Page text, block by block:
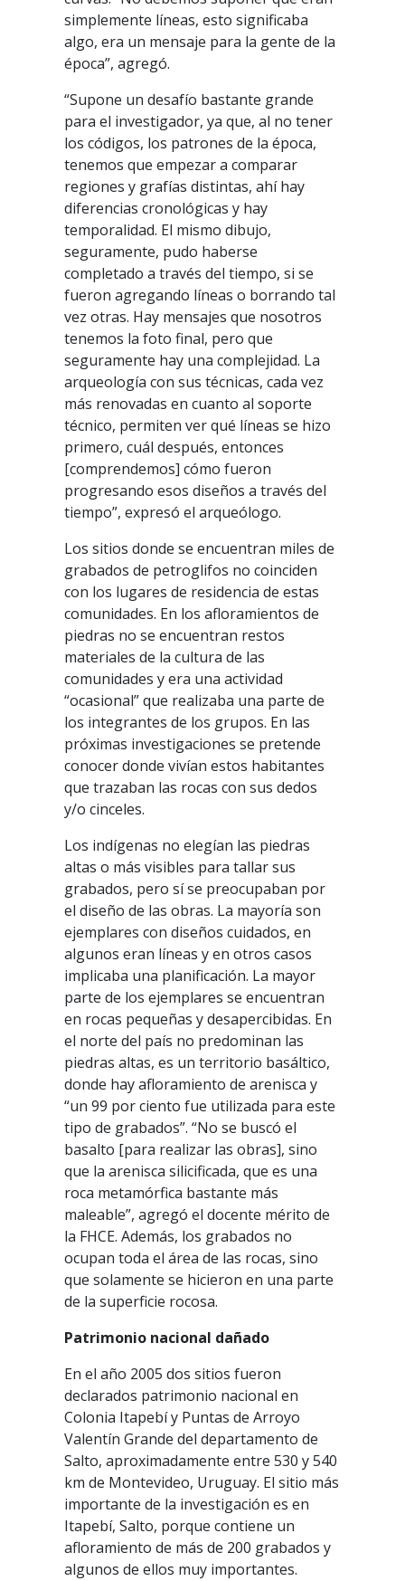
simplemente líneas, esto significaba
algo, era un mensaje para la gente de la
época”, agregó.
“Supone un desafío bastante grande
para el investigador, ya que, al no tener
los códigos, los patrones de la época,
tenemos que empezar a comparar
regiones y grafías distintas, ahí hay
diferencias cronológicas y hay
temporalidad. El mismo dibujo,
seguramente, pudo haberse
completado a través del tiempo, si se
fueron agregando líneas o borrando tal
vez otras. Hay mensajes que nosotros
tenemos la foto final, pero que
seguramente hay una complejidad. La
arqueología con sus técnicas, cada vez
más renovadas en cuanto al soporte
técnico, permiten ver qué líneas se hizo
primero, cuál después, entonces
[comprendemos] cómo fueron
progresando esos diseños a través del
tiempo”, expresó el arqueólogo.
Los sitios donde se encuentran miles de
grabados de petroglifos no coinciden
con los lugares de residencia de estas
comunidades. En los afloramientos de
piedras no se encuentran restos
materiales de la cultura de las
comunidades y era una actividad
“ocasional” que realizaba una parte de
los integrantes de los grupos. En las
próximas investigaciones se pretende
conocer donde vivían estos habitantes
que trazaban las rocas con sus dedos
y/o cinceles.
Los indígenas no elegían las piedras
altas o más visibles para tallar sus
grabados, pero sí se preocupaban por
el diseño de las obras. La mayoría son
ejemplares con diseños cuidados, en
algunos eran líneas y en otros casos
implicaba una planificación. La mayor
parte de los ejemplares se encuentran
en rocas pequeñas y desapercibidas. En
el norte del país no predominan las
piedras altas, es un territorio basáltico,
donde hay afloramiento de arenisca y
“un 99 por ciento fue utilizada para este
tipo de grabados”. “No se buscó el
basalto [para realizar las obras], sino
que la arenisca silicificada, que es una
roca metamórfica bastante más
maleable”, agregó el docente mérito de
la FHCE. Además, los grabados no
ocupan toda el área de las rocas, sino
que solamente se hicieron en una parte
de la superficie rocosa.
Patrimonio nacional dañado
En el año 2005 dos sitios fueron
declarados patrimonio nacional en
Colonia Itapebí y Puntas de Arroyo
Valentín Grande del departamento de
Salto, aproximadamente entre 530 y 540
km de Montevideo, Uruguay. El sitio más
importante de la investigación es en
Itapebí, Salto, porque contiene un
afloramiento de más de 200 grabados y
algunos de ellos muy importantes.